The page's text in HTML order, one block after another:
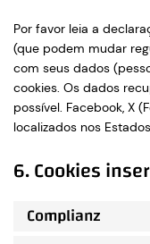
Por favor leia a
(que podem mudar
com seus dados
cookies. Os dados
possível. Facebook, X
localizados nos
6. Cookies
Complianz